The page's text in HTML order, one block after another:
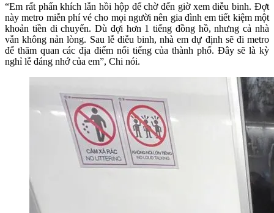
“Em rất phấn khích lẫn hồi hộp để chờ đến giờ xem diễu binh. Đợt
này metro miễn phí vé cho mọi người nên gia đình em tiết kiệm một
khoản tiền di chuyển. Dù đợi hơn 1 tiếng đồng hồ, nhưng cả nhà
vẫn không nản lòng. Sau lễ diễu binh, nhà em dự định sẽ đi metro
để thăm quan các địa điểm nổi tiếng của thành phố. Đây sẽ là kỳ
nghỉ lễ đáng nhớ của em”, Chi nói.